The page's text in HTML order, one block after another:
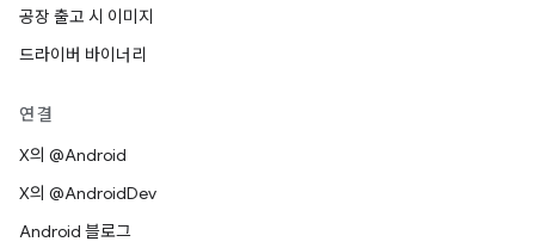
공장 출고 시 이미지
드라이버 바이너리
연결
X의 @Android
X의 @AndroidDev
Android 블로그